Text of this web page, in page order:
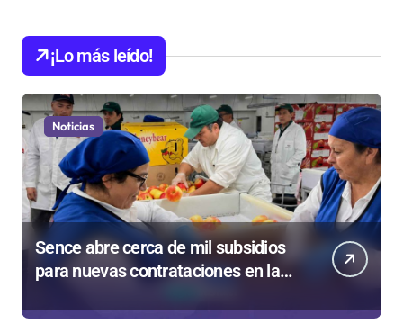
¡Lo más leído!
Noticias
Sence abre cerca de mil subsidios
para nuevas contrataciones en la